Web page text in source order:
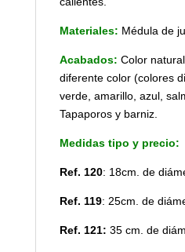
Materiales: Médula de
Acabados: Color
diferente color (colores
verde, amarillo, azul,
Tapaporos y barniz.
Medidas tipo y precio:
Ref. 120: 18cm. de
Ref. 119: 25cm. de
Ref. 121: 35 cm. de